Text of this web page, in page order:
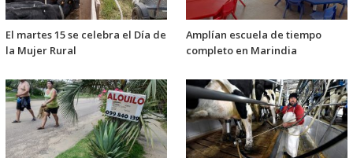
El martes 15 se celebra el Día de
la Mujer Rural
Amplían escuela de tiempo
completo en Marindia